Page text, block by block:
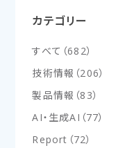
カテゴリー
すべて （682）
技術情報 （206）
製品情報 （83）
AI・生成AI （77）
Report （72）